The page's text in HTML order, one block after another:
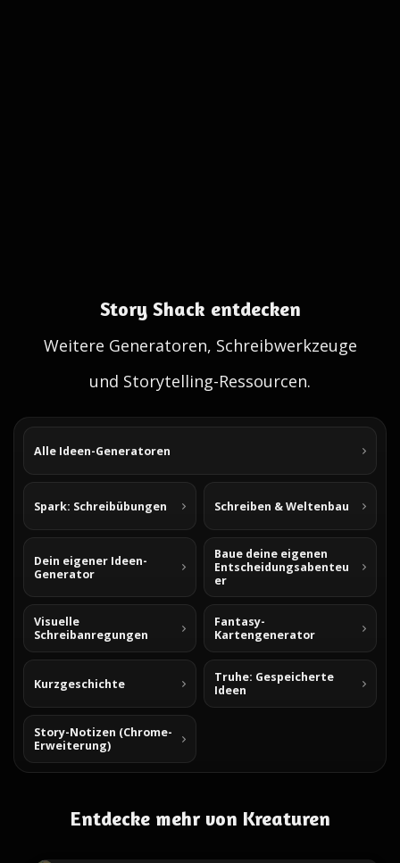
Story Shack entdecken
Weitere Generatoren, Schreibwerkzeuge
und Storytelling-Ressourcen.
Alle Ideen-Generatoren
Spark: Schreibübungen Schreiben & Weltenbau
Dein eigener Ideen-
Generator
Baue deine eigenen
Entscheidungsabenteu
er
Visuelle
Schreibanregungen
Fantasy-
Kartengenerator
Kurzgeschichte
Truhe: Gespeicherte
Ideen
Story-Notizen (Chrome-
Erweiterung)
Entdecke mehr von Kreaturen